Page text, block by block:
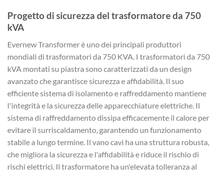
Progetto di sicurezza del trasformatore da 750
kVA
Evernew Transformer è uno dei principali produttori
mondiali di trasformatori da 750 KVA. I trasformatori da 750
kVA montati su piastra sono caratterizzati da un design
avanzato che garantisce sicurezza e affidabilità. Il suo
efficiente sistema di isolamento e raffreddamento mantiene
l'integrità e la sicurezza delle apparecchiature elettriche. Il
sistema di raffreddamento dissipa efficacemente il calore per
evitare il surriscaldamento, garantendo un funzionamento
stabile a lungo termine. Il vano cavi ha una struttura robusta,
che migliora la sicurezza e l'affidabilità e riduce il rischio di
rischi elettrici. Il trasformatore ha un'elevata tolleranza al